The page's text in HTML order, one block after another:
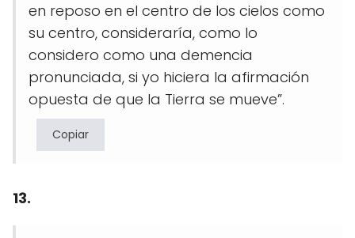
en reposo en el centro de los cielos como
su centro, consideraría, como lo
considero como una demencia
pronunciada, si yo hiciera la afirmación
opuesta de que la Tierra se mueve”.
Copiar
13.